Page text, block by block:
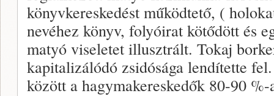
könyvkereskedést működtető, (
nevéhez könyv, folyóirat kötődött és
matyó viseletet illusztrált. Tokaj
kapitalizálódó zsidósága lendítette
között a hagymakereskedők 80-90